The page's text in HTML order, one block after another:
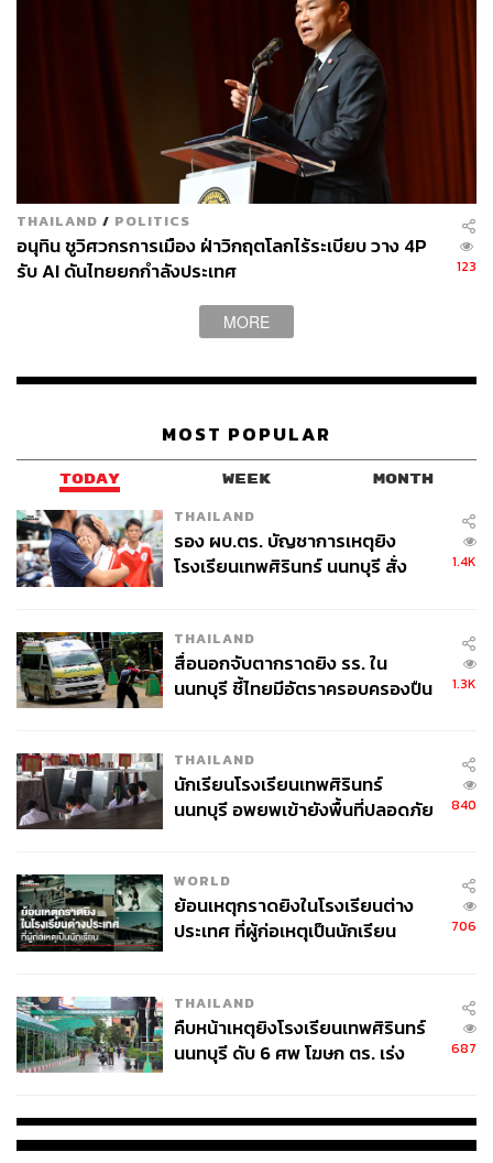
การใช้เทคโนโลยีติดตามสุขภาพแบบเรี
ยลไทม์ผ่านแอปหรืออุปกรณ์สวมใส่ เพื่อช่วยให้ผู้ใช้
เข้าใจพฤติกรรมสุขภาพของตนเองและปรับเปลี่ยนได้
Preventive Care:การตรวจสุขภาพประจำปี การฉีด
วัคซีน หรือการให้คำปรึกษาเรื่องโภชนาการ เพื่อลด
ความเสี่ยงในการเกิดโรคในระยะยาว
Wellness Program:
โปรแกรมส่งเสริมสุขภาพทั้งกาย
และใจ ผ่านกิจกรรมการออกกำลังกาย การดูแล
โภชนาการ และการจัดการความเครียด เพื่อสร้างวินัย
และแรงจูงใจในการดูแลสุขภาพอย่างต่อเนื่อง
เมื่อป่วย’ สู่การ ‘ช่วยให้ลูกค้าไม่ป่วย’ เพื่อให้ทุกคนมีชีวิตที่
ยืนยาว แข็งแรง และมีคุณภาพมากที่สุด
สมมติลองเปรียบเทียบระหว่างคนสองคนที่อายุเท่ากันในวัย
35 ปี คนแรกซื้อประกันสุขภาพทั่วไป จ่ายเบี้ยปีละ 30,000
และความดันสูง ต้องเข้ารับการรักษาอย่างต่อเนื่อง รวมค่าใช้
จ่ายในช่วง 5 ปีแรกประมาณ 500,000 บาท ขณะที่อีกคน
เลือกประกันแบบ Wellness จ่ายเพิ่มเพียง 5,000 บาทต่อปี
(35,000 บาท) แล้วใช้แอปติดตามสุขภาพ ออกกำลังกาย
เบี้ยประกัน 15%
THAILAND / POLITICS
อนุทิน ชูวิศวกรการเมือง ฝ่าวิกฤตโลกไร้ระเบียบ วาง 4P
รับ AI ดันไทยยกกำลังประเทศ
123
MORE
MOST POPULAR
TODAY WEEK MONTH
THAILAND
รอง ผบ.ตร. บัญชาการเหตุยิง
โรงเรียนเทพศิรินทร์ นนทบุรี สั่ง
1.4K
THAILAND
สื่อนอกจับตากราดยิง รร. ใน
นนทบุรี ชี้ไทยมีอัตราครอบครองปืน
1.3K
THAILAND
นักเรียนโรงเรียนเทพศิรินทร์
นนทบุรี อพยพเข้ายังพื้นที่ปลอดภัย
840
WORLD
ย้อนเหตุกราดยิงในโรงเรียนต่าง
ประเทศ ที่ผู้ก่อเหตุเป็นนักเรียน
706
THAILAND
คืบหน้าเหตุยิงโรงเรียนเทพศิรินทร์
นนทบุรี ดับ 6 ศพ โฆษก ตร. เร่ง
687